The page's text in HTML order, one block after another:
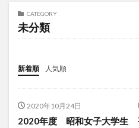
CATEGORY
未分類
新着順 人気順
2020年10月24日
2020年度 昭和女子大学生